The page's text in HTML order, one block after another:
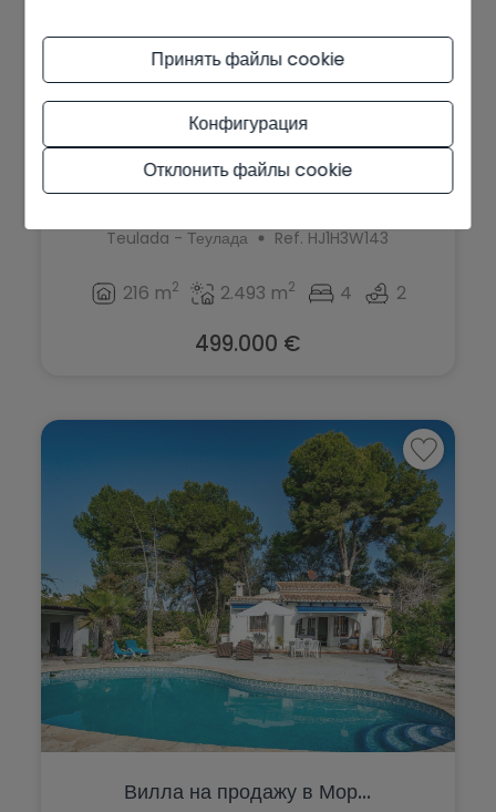
Finca на продажа в Teulada, Al...
Teulada - Теулада Ref. HJ1H3W143
216 m2 2.493 m2 4 2
499.000 €
Вилла на продажу в Мор...
Принять файлы cookie
Конфигурация
Отклонить файлы cookie